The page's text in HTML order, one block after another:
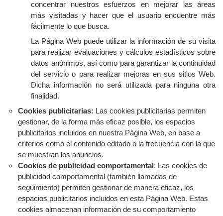
concentrar nuestros esfuerzos en mejorar las áreas
más visitadas y hacer que el usuario encuentre más
fácilmente lo que busca.
La Página Web puede utilizar la información de su visita
para realizar evaluaciones y cálculos estadísticos sobre
datos anónimos, así como para garantizar la continuidad
del servicio o para realizar mejoras en sus sitios Web.
Dicha información no será utilizada para ninguna otra
finalidad.
Cookies publicitarias: Las cookies publicitarias permiten
gestionar, de la forma más eficaz posible, los espacios
publicitarios incluidos en nuestra Página Web, en base a
criterios como el contenido editado o la frecuencia con la que
se muestran los anuncios.
Cookies de publicidad comportamental : Las cookies de
publicidad comportamental (también llamadas de
seguimiento) permiten gestionar de manera eficaz, los
espacios publicitarios incluidos en esta Página Web. Estas
cookies almacenan información de su comportamiento